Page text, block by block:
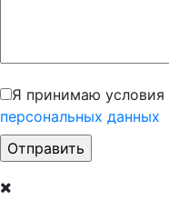
Я принимаю условия
персональных данных